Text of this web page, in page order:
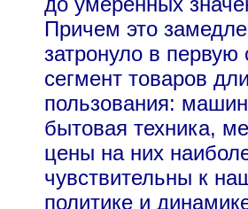
Причем это
затронуло в первую
сегмент товаров
пользования:
бытовая техника,
цены на них
чувствительны к
политике и